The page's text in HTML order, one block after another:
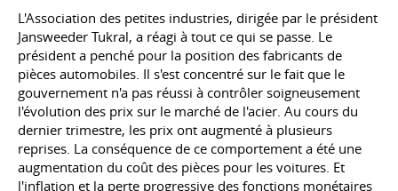
L'Association des petites industries, dirigée par le président
Jansweeder Tukral, a réagi à tout ce qui se passe. Le
président a penché pour la position des fabricants de
pièces automobiles. Il s'est concentré sur le fait que le
gouvernement n'a pas réussi à contrôler soigneusement
l'évolution des prix sur le marché de l'acier. Au cours du
dernier trimestre, les prix ont augmenté à plusieurs
reprises. La conséquence de ce comportement a été une
augmentation du coût des pièces pour les voitures. Et
l'inflation et la perte progressive des fonctions monétaires